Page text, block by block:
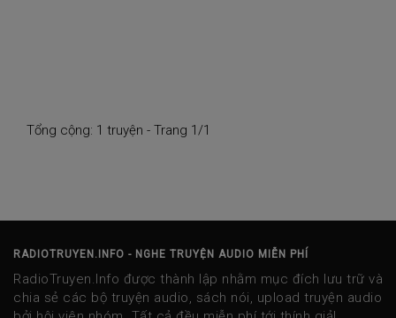
Tổng cộng: 1 truyện - Trang 1/1
RADIOTRUYEN.INFO - NGHE TRUYỆN AUDIO MIỄN PHÍ
RadioTruyen.Info được thành lập nhằm mục đích lưu trữ và
chia sẻ các bộ truyện audio, sách nói, upload truyện audio